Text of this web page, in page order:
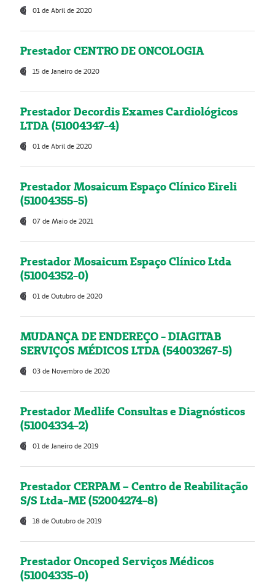
01 de Abril de 2020
Prestador CENTRO DE ONCOLOGIA
15 de Janeiro de 2020
Prestador Decordis Exames Cardiológicos
LTDA (51004347-4)
01 de Abril de 2020
Prestador Mosaicum Espaço Clínico Eireli
(51004355-5)
07 de Maio de 2021
Prestador Mosaicum Espaço Clínico Ltda
(51004352-0)
01 de Outubro de 2020
MUDANÇA DE ENDEREÇO - DIAGITAB
SERVIÇOS MÉDICOS LTDA (54003267-5)
03 de Novembro de 2020
Prestador Medlife Consultas e Diagnósticos
(51004334-2)
01 de Janeiro de 2019
Prestador CERPAM – Centro de Reabilitação
S/S Ltda-ME (52004274-8)
18 de Outubro de 2019
Prestador Oncoped Serviços Médicos
(51004335-0)